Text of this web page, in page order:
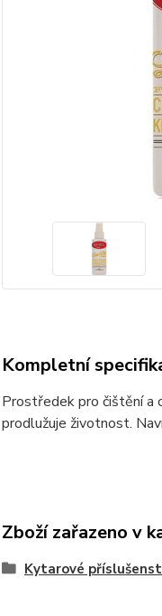
Kompletní
Prostředek pro čištění a
prodlužuje životnost.
Zboží zařazeno v
Kytarové